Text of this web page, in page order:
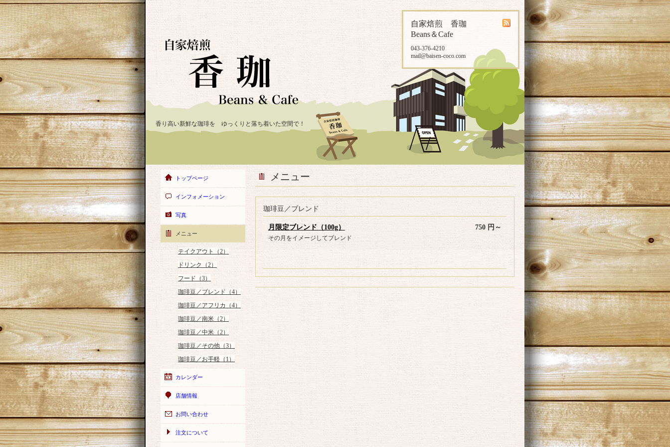
自家焙煎 香珈
Beans＆Cafe
043-376-4210
mail@baisen-coco.com
香り高い新鮮な珈琲を ゆっくりと落ち着いた空間で！
メニュー
珈琲豆／ブレンド
750 円～
月限定ブレンド（100g）
その月をイメージしてブレンド
トップページ
インフォメーション
写真
メニュー
テイクアウト（2）
ドリンク（2）
フード（3）
珈琲豆／ブレンド（4）
珈琲豆／アフリカ（4）
珈琲豆／南米（2）
珈琲豆／中米（2）
珈琲豆／その他（3）
珈琲豆／お手軽（1）
カレンダー
店舗情報
お問い合わせ
注文について